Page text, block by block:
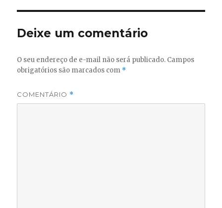
Deixe um comentário
O seu endereço de e-mail não será publicado. Campos
obrigatórios são marcados com *
COMENTÁRIO *